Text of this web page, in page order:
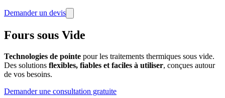
Demander un devis
Fours sous Vide
Technologies de pointe pour les traitements thermiques sous vide.
Des solutions flexibles, fiables et faciles à utiliser, conçues autour
de vos besoins.
Demander une consultation gratuite